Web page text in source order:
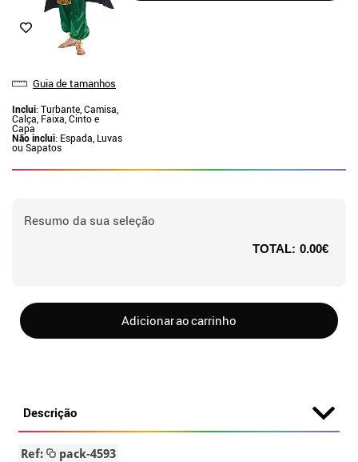
Guia de tamanhos
Inclui: Turbante, Camisa,
Calça, Faixa, Cinto e
Capa
Não inclui: Espada, Luvas
ou Sapatos
Resumo da sua seleção
TOTAL: 0.00€
Adicionar ao carrinho
Descrição
Ref: pack-4593